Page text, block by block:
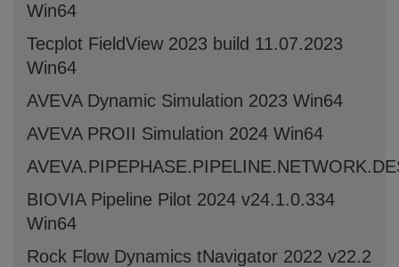
Win64
Tecplot FieldView 2023 build 11.07.2023
Win64
AVEVA Dynamic Simulation 2023 Win64
AVEVA PROII Simulation 2024 Win64
BIOVIA Pipeline Pilot 2024 v24.1.0.334
Win64
Rock Flow Dynamics tNavigator 2022 v22.2